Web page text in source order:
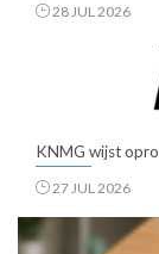
28 JUL 2026
KNMG wijst
27 JUL 2026